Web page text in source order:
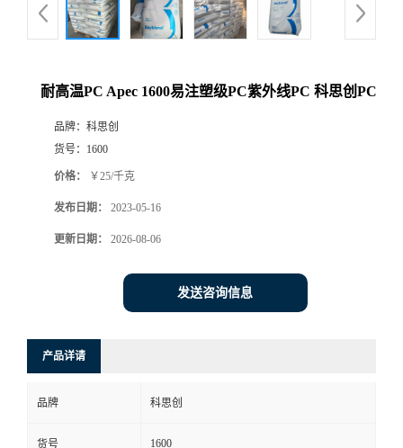
耐高温PC Apec 1600易注塑级PC紫外线PC 科思创PC
品牌： 科思创
货号： 1600
价格： ￥25/千克
发布日期： 2023-05-16
更新日期： 2026-08-06
发送咨询信息
产品详请
品牌 科思创
货号 1600